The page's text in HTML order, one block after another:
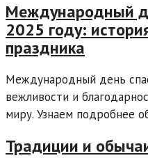
Международный
2025 году:
праздника
Международный день
вежливости и
миру. Узнаем подробнее
Традиции и